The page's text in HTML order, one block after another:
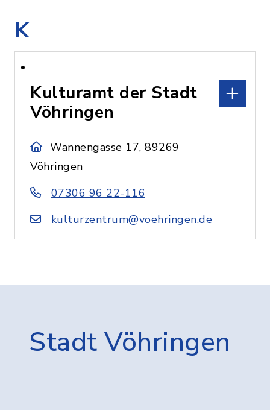
K
Kulturamt der Stadt
Vöhringen
Wannengasse 17, 89269
Vöhringen
07306 96 22-116
kulturzentrum@voehringen.de
Stadt Vöhringen